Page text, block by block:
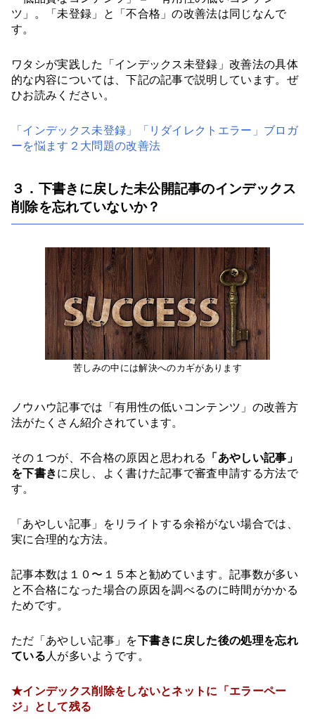
ツ」。「未登録」と「不合格」の改善法は同じなんで
す。
ワタシが実践した「インデックス未登録」改善法の具体
的な内容については、下記の記事で説明しています。ぜ
ひお読みください。
「インデックス未登録」「リダイレクトエラー」ブロガ
ーを悩ます２大問題の改善法
３．下書きに戻した未公開記事のインデックス
削除を忘れていないか？
苦しみの中には解決へのカギがあります
ノウハウ記事では「有用性の低いコンテンツ」の改善方
法がたくさん紹介されています。
その１つが、不合格の原因と思われる
「あやしい記事」
を下書きに戻し、よく書けた記事で審査申請する方法で
す。
「あやしい記事」をリライトする余裕がない場合では、
実に合理的な方法。
記事本数は１０〜１５本と勧めています。記事数が多い
と不合格になった場合の原因を調べるのに時間がかかる
ためです。
ただ「あやしい記事」を下書きに戻した後の処理を忘れ
ている 人が多いようです。
★インデックス削除をしないとネットに「エラーペー
ジ」として残る